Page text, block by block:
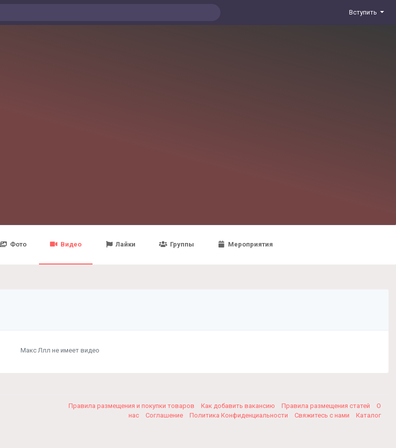
Вступить
Фото Видео Лайки Группы Мероприятия
Макс Ллл не имеет видео
Правила размещения и покупки товаров Как добавить вакансию Правила размещения статей
О
нас
Соглашение Политика Конфиденциальности Свяжитесь с нами Каталог